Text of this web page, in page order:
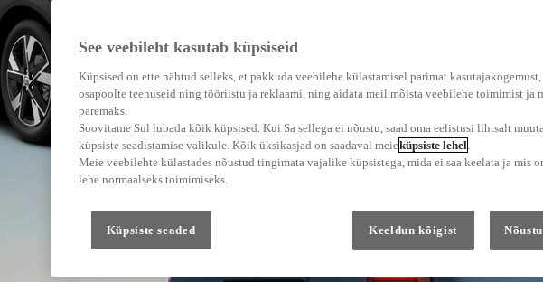
See veebileht kasutab küpsiseid
Küpsised on ette nähtud selleks, et pakkuda veebilehe külastamisel parimat
osapoolte teenuseid ning tööriistu ja reklaami, ning aidata meil mõista veebilehe toimimist ja
paremaks.
Soovitame Sul lubada kõik küpsised. Kui Sa sellega ei nõustu, saad oma eelistusi lihtsalt
küpsiste seadistamise valikule. Kõik üksikasjad on saadaval meieküpsiste lehel.
Meie veebilehte külastades nõustud tingimata vajalike küpsistega, mida ei saa keelata ja mis
lehe normaalseks toimimiseks.
Küpsiste seaded Keeldun kõigist